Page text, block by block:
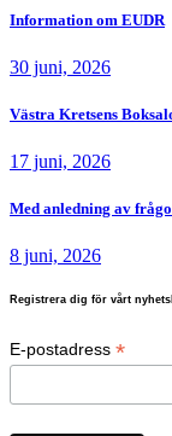
Information om EUDR
30 juni, 2026
Västra Kretsens
17 juni, 2026
Med anledning av
8 juni, 2026
Registrera dig för vårt
E-postadress *